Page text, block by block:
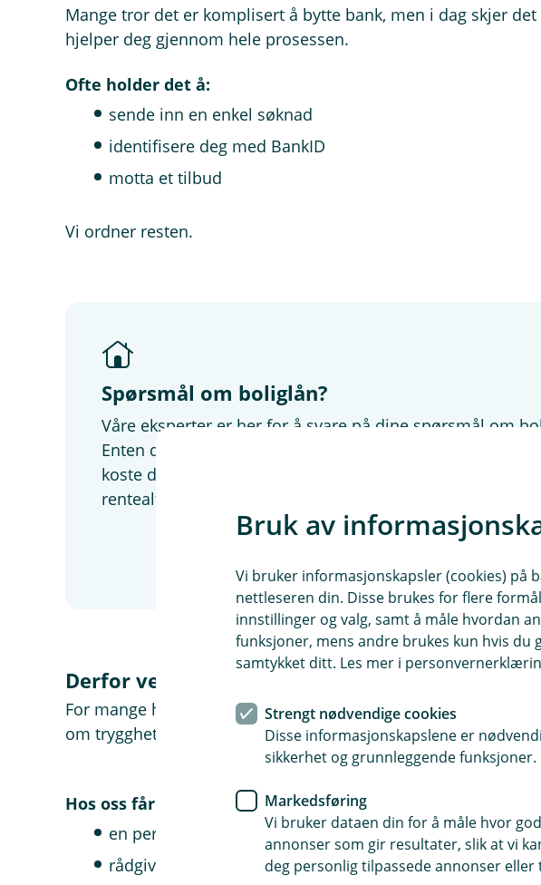
Mange tror det er komplisert å bytte bank, men i dag skjer
hjelper deg gjennom hele prosessen.
Ofte holder det å:
sende inn en enkel søknad
identifisere deg med BankID
motta et tilbud
Vi ordner resten.
Spørsmål om boliglån?
Våre eksperter er her for å svare på dine spørsmål om
Enten du lurer på hvor mye du kan få i boliglån, hva
koste deg, hvilket boliglån som er best for deg, eller
rentealternativer vi kan tilby.
Derfor velger flere oss
For mange handler ikke boliglån bare om lavest mulig rente.
om trygghet, tilgjengelighet og personlig rådgivning.
Hos oss får du:
en personlig rådgiver
rådgivning tilpasset deg og økonomien din
Bruk av
Vi bruker informasjonskapsler (cookies) på
nettleseren din. Disse brukes for flere
innstillinger og valg, samt å måle hvordan
funksjoner, mens andre brukes kun hvis du
samtykket ditt. Les mer i
Strengt nødvendige cookies
Disse informasjonskapslene er
sikkerhet og grunnleggende funksjoner.
Markedsføring
Vi bruker dataen din for å måle hvor
annonser som gir resultater, slik at vi
deg personlig tilpassede annonser